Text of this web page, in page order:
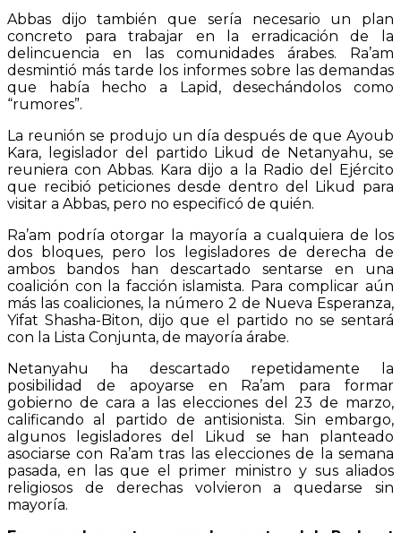
Abbas dijo también que sería necesario un plan
concreto para trabajar en la erradicación de la
delincuencia en las comunidades árabes. Ra’am
desmintió más tarde los informes sobre las demandas
que había hecho a Lapid, desechándolos como
“rumores”.
La reunión se produjo un día después de que Ayoub
Kara, legislador del partido Likud de Netanyahu, se
reuniera con Abbas. Kara dijo a la Radio del Ejército
que recibió peticiones desde dentro del Likud para
visitar a Abbas, pero no especificó de quién.
Ra’am podría otorgar la mayoría a cualquiera de los
dos bloques, pero los legisladores de derecha de
ambos bandos han descartado sentarse en una
coalición con la facción islamista. Para complicar aún
más las coaliciones, la número 2 de Nueva Esperanza,
Yifat Shasha-Biton, dijo que el partido no se sentará
con la Lista Conjunta, de mayoría árabe.
Netanyahu ha descartado repetidamente la
posibilidad de apoyarse en Ra’am para formar
gobierno de cara a las elecciones del 23 de marzo,
calificando al partido de antisionista. Sin embargo,
algunos legisladores del Likud se han planteado
asociarse con Ra’am tras las elecciones de la semana
pasada, en las que el primer ministro y sus aliados
religiosos de derechas volvieron a quedarse sin
mayoría.